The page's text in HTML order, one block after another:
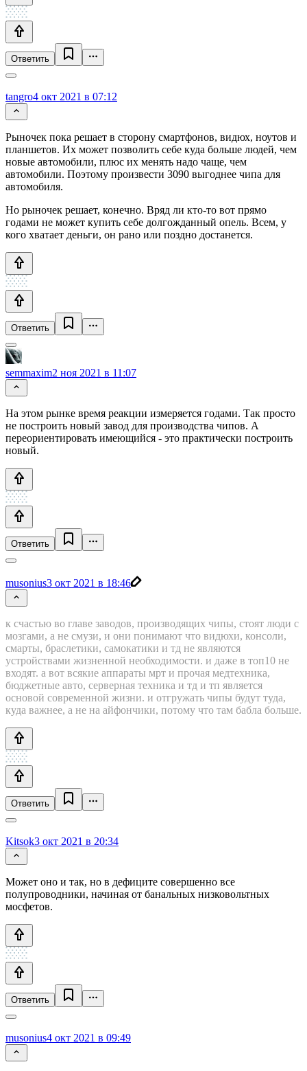
Ответить
tangro4 окт 2021 в 07:12
Рыночек пока решает в сторону смартфонов, видюх, ноутов и
планшетов. Их может позволить себе куда больше людей, чем
новые автомобили, плюс их менять надо чаще, чем
автомобили. Поэтому произвести 3090 выгоднее чипа для
автомобиля.
Но рыночек решает, конечно. Вряд ли кто-то вот прямо
годами не может купить себе долгожданный опель. Всем, у
кого хватает деньги, он рано или поздно достанется.
Ответить
semmaxim2 ноя 2021 в 11:07
На этом рынке время реакции измеряется годами. Так просто
не построить новый завод для производства чипов. А
переориентировать имеющийся - это практически построить
новый.
Ответить
musonius3 окт 2021 в 18:46
к счастью во главе заводов, производящих чипы, стоят люди с
мозгами, а не смузи, и они понимают что видюхи, консоли,
смарты, браслетики, самокатики и тд не являются
устройствами жизненной необходимости. и даже в топ10 не
входят. а вот всякие аппараты мрт и прочая медтехника,
бюджетные авто, серверная техника и тд и тп является
основой современной жизни. и отгружать чипы будут туда,
куда важнее, а не на айфончики, потому что там бабла больше.
Ответить
Kitsok3 окт 2021 в 20:34
Может оно и так, но в дефиците совершенно все
полупроводники, начиная от банальных низковольтных
мосфетов.
Ответить
musonius4 окт 2021 в 09:49